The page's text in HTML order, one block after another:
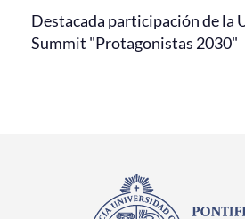
Destacada participación de la
Summit "Protagonistas 2030"